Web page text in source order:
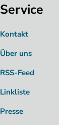
Service
Kontakt
Über uns
RSS-Feed
Linkliste
Presse